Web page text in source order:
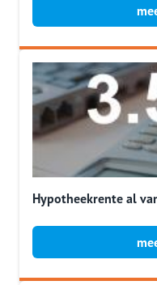
Hypotheekrente al